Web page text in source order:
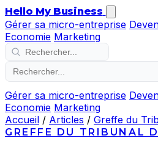
Hello My Business
Gérer sa micro-entreprise
Economie Marketing
Gérer sa micro-entreprise
Economie Marketing
Accueil / Articles / Greffe du
GREFFE DU TRIBUNAL